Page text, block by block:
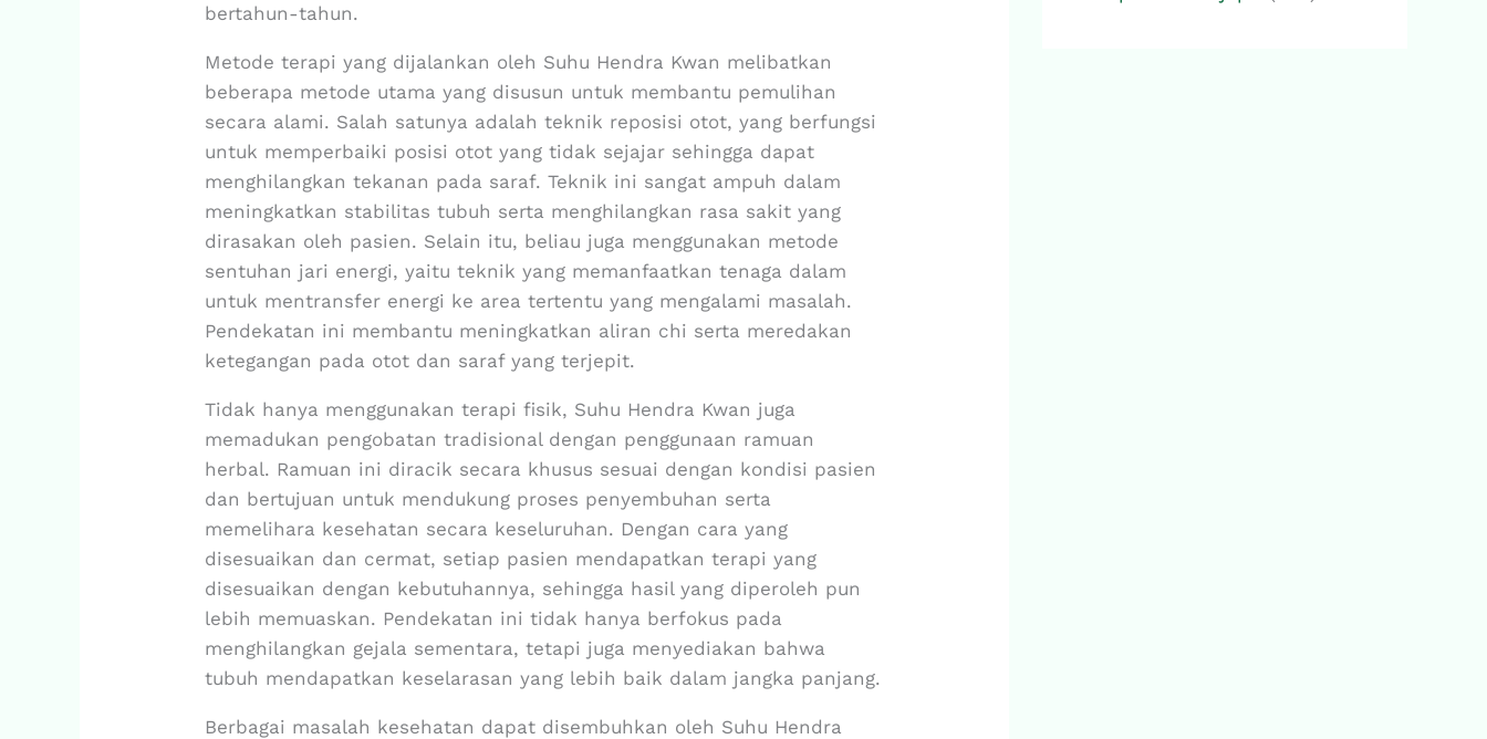
bertahun-tahun.
Metode terapi yang dijalankan oleh Suhu Hendra Kwan melibatkan
beberapa metode utama yang disusun untuk membantu pemulihan
secara alami. Salah satunya adalah teknik reposisi otot, yang berfungsi
untuk memperbaiki posisi otot yang tidak sejajar sehingga dapat
menghilangkan tekanan pada saraf. Teknik ini sangat ampuh dalam
meningkatkan stabilitas tubuh serta menghilangkan rasa sakit yang
dirasakan oleh pasien. Selain itu, beliau juga menggunakan metode
sentuhan jari energi, yaitu teknik yang memanfaatkan tenaga dalam
untuk mentransfer energi ke area tertentu yang mengalami masalah.
Pendekatan ini membantu meningkatkan aliran chi serta meredakan
ketegangan pada otot dan saraf yang terjepit.
Tidak hanya menggunakan terapi fisik, Suhu Hendra Kwan juga
memadukan pengobatan tradisional dengan penggunaan ramuan
herbal. Ramuan ini diracik secara khusus sesuai dengan kondisi pasien
dan bertujuan untuk mendukung proses penyembuhan serta
memelihara kesehatan secara keseluruhan. Dengan cara yang
disesuaikan dan cermat, setiap pasien mendapatkan terapi yang
disesuaikan dengan kebutuhannya, sehingga hasil yang diperoleh pun
lebih memuaskan. Pendekatan ini tidak hanya berfokus pada
menghilangkan gejala sementara, tetapi juga menyediakan bahwa
tubuh mendapatkan keselarasan yang lebih baik dalam jangka panjang.
Berbagai masalah kesehatan dapat disembuhkan oleh Suhu Hendra